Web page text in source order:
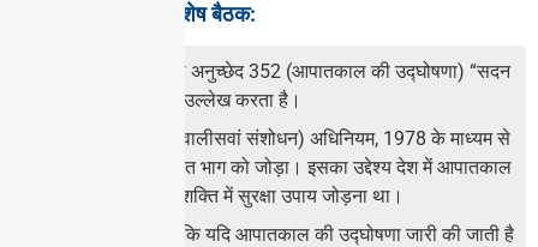
आपातकाल के दौरान विशेष बैठक:
हालाँकि, संविधान का अनुच्छेद 352 (आपातकाल की उद्घोषणा) “सदन
की विशेष बैठक” का उल्लेख करता है।
संसद ने संविधान (चवालीसवां संशोधन) अधिनियम, 1978 के माध्यम से
विशेष बैठक से संबंधित भाग को जोड़ा। इसका उद्देश्य देश में आपातकाल
की घोषणा करने की शक्ति में सुरक्षा उपाय जोड़ना था।
यह निर्दिष्ट करता है कि यदि आपातकाल की उद्घोषणा जारी की जाती है